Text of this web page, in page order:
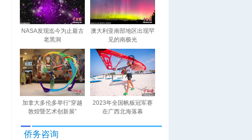
NASA发现迄今为止最古
老黑洞
澳大利亚南部地区出现罕
见的南极光
加拿大多伦多举行“穿越
敦煌暨艺术创新展”
2023年全国帆板冠军赛
在广西北海落幕
侨务咨询